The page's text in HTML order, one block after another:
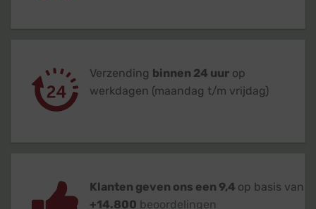
Verzending binnen 24 uur op
werkdagen (maandag t/m vrijdag)
Klanten geven ons een 9,4 op basis van
+14.800 beoordelingen